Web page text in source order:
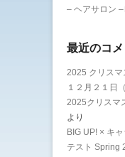
– ヘアサロン
最近のコメ
2025 クリス
１２月２１日
2025クリスマ
より
BIG UP! × キ
テスト Spring